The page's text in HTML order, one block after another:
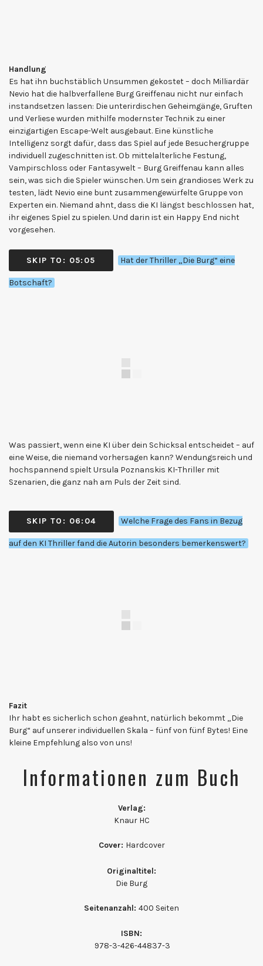
Handlung
Es hat ihn buchstäblich Unsummen gekostet – doch Milliardär
Nevio hat die halbverfallene Burg Greiffenau nicht nur einfach
instandsetzen lassen: Die unterirdischen Geheimgänge, Gruften
und Verliese wurden mithilfe modernster Technik zu einer
einzigartigen Escape-Welt ausgebaut. Eine künstliche
Intelligenz sorgt dafür, dass das Spiel auf jede Besuchergruppe
individuell zugeschnitten ist. Ob mittelalterliche Festung,
Vampirschloss oder Fantasywelt – Burg Greiffenau kann alles
sein, was sich die Spieler wünschen. Um sein grandioses Werk zu
testen, lädt Nevio eine bunt zusammengewürfelte Gruppe von
Experten ein. Niemand ahnt, dass die KI längst beschlossen hat,
ihr eigenes Spiel zu spielen. Und darin ist ein Happy End nicht
vorgesehen.
SKIP TO: 05:05 Hat der Thriller „Die Burg“ eine
Botschaft?
Was passiert, wenn eine KI über dein Schicksal entscheidet – auf
eine Weise, die niemand vorhersagen kann? Wendungsreich und
hochspannend spielt Ursula Poznanskis KI-Thriller mit
Szenarien, die ganz nah am Puls der Zeit sind.
SKIP TO: 06:04 Welche Frage des Fans in Bezug
auf den KI Thriller fand die Autorin besonders bemerkenswert?
Fazit
Ihr habt es sicherlich schon geahnt, natürlich bekommt „Die
Burg“ auf unserer individuellen Skala – fünf von fünf Bytes! Eine
kleine Empfehlung also von uns!
Informationen zum Buch
Verlag:
Knaur HC
Cover: Hardcover
Originaltitel:
Die Burg
Seitenanzahl: 400 Seiten
ISBN:
978-3-426-44837-3